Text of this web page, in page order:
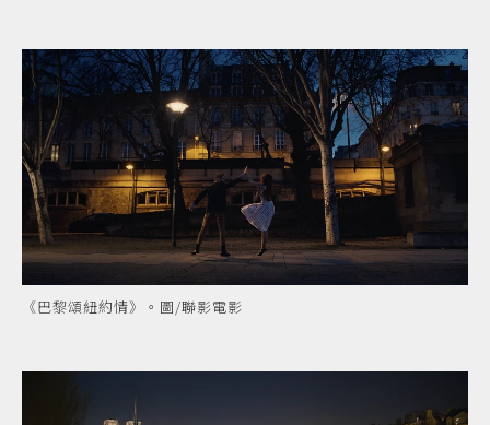
《巴黎頌紐約情》。圖/聯影電影